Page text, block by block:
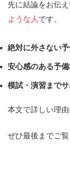
先に結論をお伝え
ような人です。
絶対に外さない
安心感のある予
模試・演習まで
本文で詳しい理
ぜひ最後までご覧